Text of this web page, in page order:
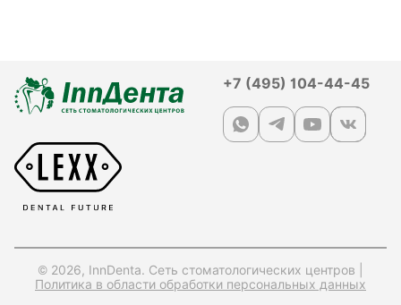
+7 (495) 104-44-45
© 2026, InnDenta. Сеть стоматологических центров |
Политика в области обработки персональных данных